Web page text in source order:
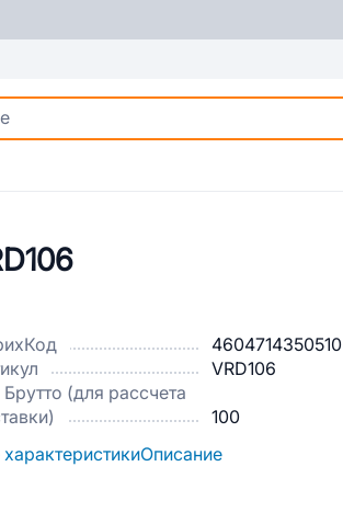
4604714350510
VRD106
Брутто (для рассчета
100
характеристикиОписание